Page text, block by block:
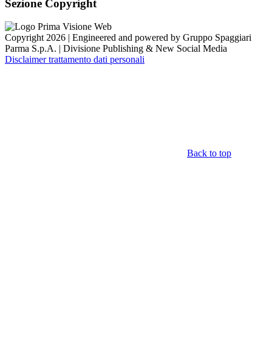
Sezione Copyright
Copyright 2026 | Engineered and powered by Gruppo Spaggiari
Parma S.p.A. | Divisione Publishing & New Social Media
Disclaimer trattamento dati personali
Back to top